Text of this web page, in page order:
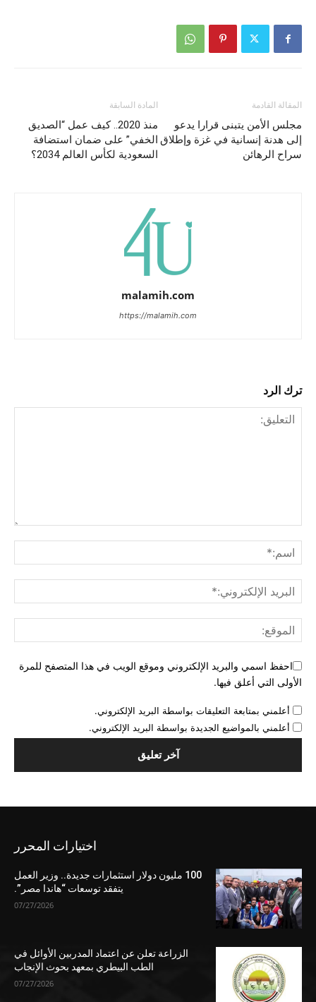
المادة السابقة
منذ 2020.. كيف عمل “الصديق
الخفي” على ضمان استضافة
السعودية لكأس العالم 2034؟
المقالة القادمة
مجلس الأمن يتبنى قرارا يدعو
إلى هدنة إنسانية في غزة وإطلاق
سراح الرهائن
malamih.com
https://malamih.com
ترك الرد
احفظ اسمي والبريد الإلكتروني وموقع الويب في هذا المتصفح للمرة
الأولى التي أعلق فيها.
أعلمني بمتابعة التعليقات بواسطة البريد الإلكتروني.
أعلمني بالمواضيع الجديدة بواسطة البريد الإلكتروني.
اختيارات المحرر
100 مليون دولار استثمارات جديدة.. وزير العمل
يتفقد توسعات “هاندا مصر”.
07/27/2026
الزراعة تعلن عن اعتماد المدربين الأوائل في
الطب البيطري بمعهد بحوث الإنجاب
07/27/2026